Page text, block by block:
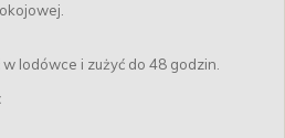
lodówce i zużyć do 48 godzin.